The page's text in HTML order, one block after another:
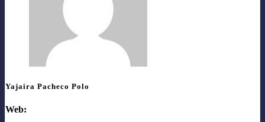
Yajaira Pacheco Polo
Web: